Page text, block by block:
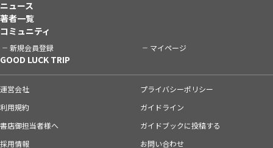
ニュース
著者一覧
コミュニティ
新規会員登録 マイページ
GOOD LUCK TRIP
運営会社
プライバシーポリシー
利用規約
ガイドライン
書店御担当者様へ
ガイドブックに投稿する
採用情報
お問い合わせ